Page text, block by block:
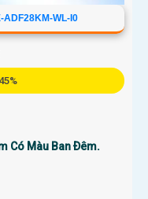
ADF28KM-WL-I0
Có Màu Ban Ðêm.